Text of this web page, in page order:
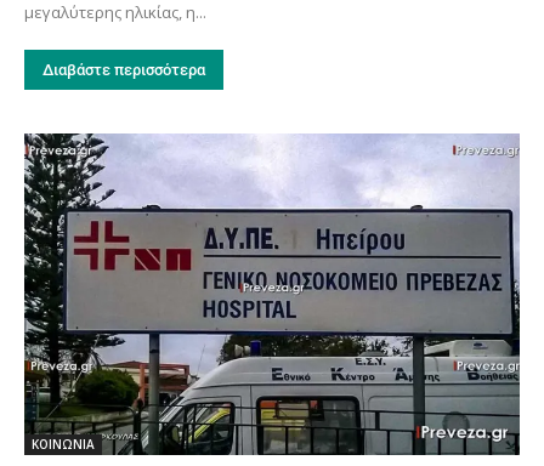
μεγαλύτερης ηλικίας, η...
Διαβάστε περισσότερα
ΚΟΙΝΩΝΙΑ